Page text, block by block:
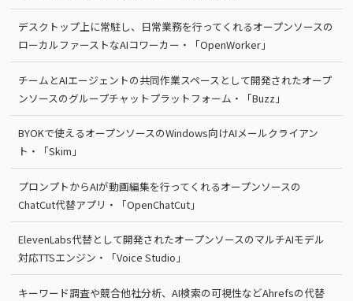
デスクトップ上に常駐し、日常業務を行ってくれるオープンソースの
ローカルファーストなAIコワーカー・「OpenWorker」
チームとAIエージェントの共同作業スペースとして開発されたオープ
ンソースのグループチャットプラットフォーム・「Buzz」
BYOKで使えるオープンソースのWindows向けAIメールクライアン
ト・「Skim」
プロンプトからAIが動画編集を行ってくれるオープンソースの
ChatCut代替アプリ・「OpenChatCut」
ElevenLabs代替として開発されたオープンソースのマルチAIモデル
対応TTSエンジン・「Voice Studio」
キーワード調査や競合他社分析、AI検索の可視性などAhrefsの代替